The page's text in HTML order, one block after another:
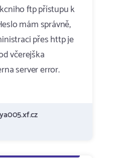
ftp přístupu k
mám správně,
přes http je
včerejška
server error.